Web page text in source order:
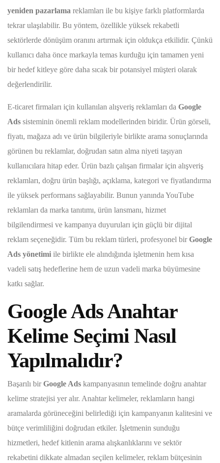
yeniden pazarlama reklamları ile bu kişiye farklı platformlarda
tekrar ulaşılabilir. Bu yöntem, özellikle yüksek rekabetli
sektörlerde dönüşüm oranını artırmak için oldukça etkilidir. Çünkü
kullanıcı daha önce markayla temas kurduğu için tamamen yeni
bir hedef kitleye göre daha sıcak bir potansiyel müşteri olarak
değerlendirilir.
E-ticaret firmaları için kullanılan alışveriş reklamları da Google
Ads sisteminin önemli reklam modellerinden biridir. Ürün görseli,
fiyatı, mağaza adı ve ürün bilgileriyle birlikte arama sonuçlarında
görünen bu reklamlar, doğrudan satın alma niyeti taşıyan
kullanıcılara hitap eder. Ürün bazlı çalışan firmalar için alışveriş
reklamları, doğru ürün başlığı, açıklama, kategori ve fiyatlandırma
ile yüksek performans sağlayabilir. Bunun yanında YouTube
reklamları da marka tanıtımı, ürün lansmanı, hizmet
bilgilendirmesi ve kampanya duyuruları için güçlü bir dijital
reklam seçeneğidir. Tüm bu reklam türleri, profesyonel birGoogle
Ads yönetimi ile birlikte ele alındığında işletmenin hem kısa
vadeli satış hedeflerine hem de uzun vadeli marka büyümesine
katkı sağlar.
Google Ads Anahtar
Kelime Seçimi Nasıl
Yapılmalıdır?
Başarılı birGoogle Ads kampanyasının temelinde doğru anahtar
kelime stratejisi yer alır. Anahtar kelimeler, reklamların hangi
aramalarda görüneceğini belirlediği için kampanyanın kalitesini ve
bütçe verimliliğini doğrudan etkiler. İşletmenin sunduğu
hizmetleri, hedef kitlenin arama alışkanlıklarını ve sektör
rekabetini dikkate almadan seçilen kelimeler, reklam bütçesinin